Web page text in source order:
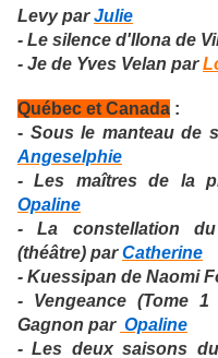
Levy parJulie
- Le silence d'Ilona de
- Je de Yves Velan par
Québec et Canada :
- Sous le manteau de
Angeselphie
- Les maîtres de la
Opaline
- La constellation
(théâtre) parCatherine
- Kuessipan de Naomi
- Vengeance (Tome
Gagnon par Opaline
- Les deux saisons